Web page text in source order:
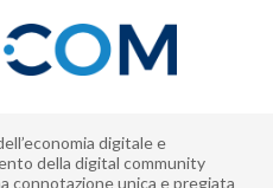
digitale e
della digital community
connotazione unica e pregiata